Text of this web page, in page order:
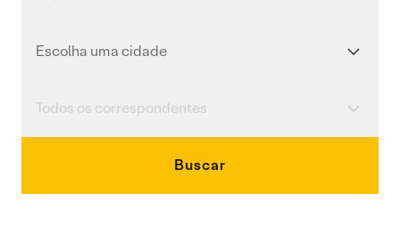
Buscar